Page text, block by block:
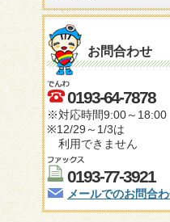
お問合わせ
0193-64-7878
※対応時間9:00～18:00
※12/29～1/3は
利用できません
0193-77-3921
メールでのお問合